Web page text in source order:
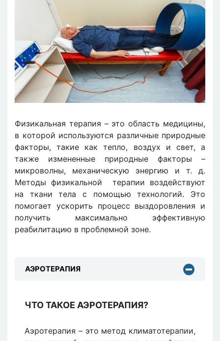
Физикальная терапия – это область медицины,
в которой используются различные природные
факторы, такие как тепло, воздух и свет, а
также измененные природные факторы –
микроволны, механическую энергию и т. д.
Методы физикальной терапии воздействуют
на ткани тела с помощью технологий. Это
помогает ускорить процесс выздоровления и
получить максимально эффективную
реабилитацию в проблемной зоне.
АЭРОТЕРАПИЯ
ЧТО ТАКОЕ АЭРОТЕРАПИЯ?
Аэротерапия – это метод климатотерапии,